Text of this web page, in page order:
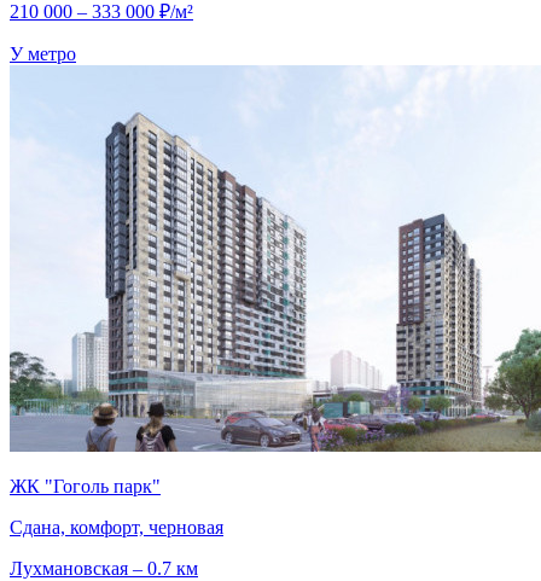
210 000 – 333 000 ₽/м²
У метро
ЖК "Гоголь парк"
Сдана, комфорт, черновая
Лухмановская – 0.7 км